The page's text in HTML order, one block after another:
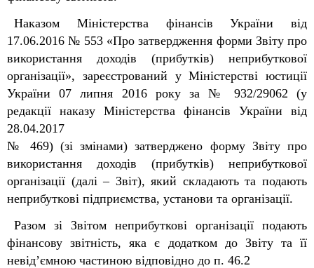
Наказом Міністерства фінансів України від
17.06.2016 № 553 «Про затвердження форми Звіту про
використання доходів (прибутків) неприбуткової
організації», зареєстрований у Міністерстві юстиції
України 07 липня 2016 року за № 932/29062 (у
редакції наказу Міністерства фінансів України від
28.04.2017
№ 469) (зі змінами) затверджено форму Звіту про
використання доходів (прибутків) неприбуткової
організації (далі – Звіт), який складають та подають
неприбуткові підприємства, установи та організації.
Разом зі Звітом неприбуткові організації подають
фінансову звітність, яка є додатком до Звіту та її
невід’ємною частиною відповідно до п. 46.2